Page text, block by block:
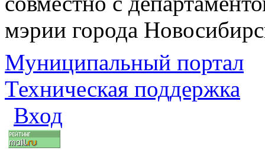
мэрии города
Муниципальный портал
Техническая поддержка
Вход